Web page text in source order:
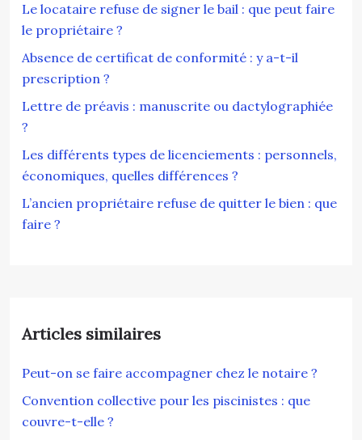
Le locataire refuse de signer le bail : que peut faire
le propriétaire ?
Absence de certificat de conformité : y a-t-il
prescription ?
Lettre de préavis : manuscrite ou dactylographiée
?
Les différents types de licenciements : personnels,
économiques, quelles différences ?
L’ancien propriétaire refuse de quitter le bien : que
faire ?
Articles similaires
Peut-on se faire accompagner chez le notaire ?
Convention collective pour les piscinistes : que
couvre-t-elle ?